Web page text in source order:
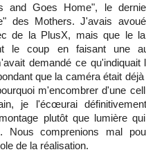
and Goes Home", le
des Mothers. J'avais
de la PlusX, mais que le
le coup en faisant une
demandé ce
que la caméra était
m'encombrer d'une
je l'écœurai
plutôt que lumière
Nous comprenions mal
de la réalisation.